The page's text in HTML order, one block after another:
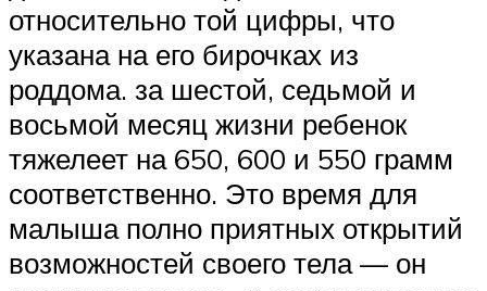
относительно той цифры, что
указана на его бирочках из
роддома. за шестой, седьмой и
восьмой месяц жизни ребенок
тяжелеет на 650, 600 и 550 грамм
соответственно. Это время для
малыша полно приятных открытий
возможностей своего тела — он